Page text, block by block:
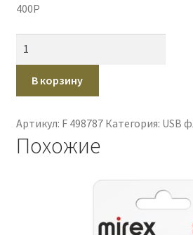
400P
Флэш-
диск
Mirex
Candy
В корзину
Артикул: F 498787 Категория: USB
Похожие